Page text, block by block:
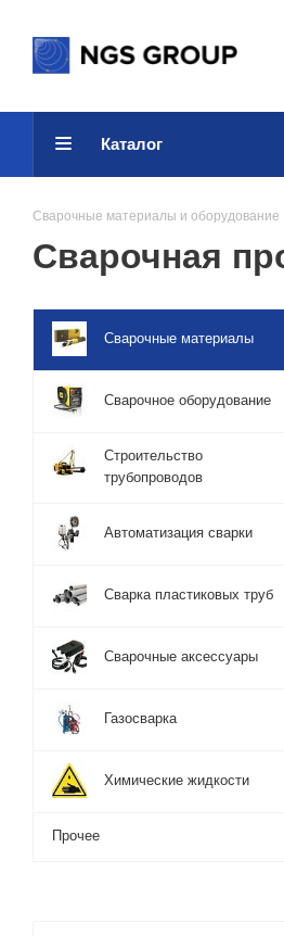
Каталог
Сварочные материалы и оборудование
Сварочная
Сварочные материалы
Сварочное оборудование
Строительство
трубопроводов
Автоматизация сварки
Сварка пластиковых труб
Сварочные аксессуары
Газосварка
Химические жидкости
Прочее